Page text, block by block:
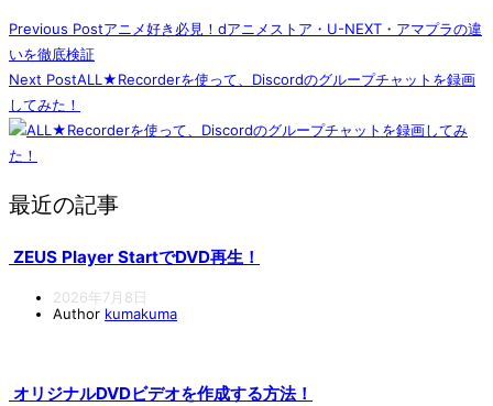
Previous Postアニメ好き必見！dアニメストア・U-NEXT・アマプラの違
いを徹底検証
Next PostALL★Recorderを使って、Discordのグループチャットを録画
してみた！
最近の記事
ZEUS Player StartでDVD再生！
2026年7月8日
Author kumakuma
オリジナルDVDビデオを作成する方法！